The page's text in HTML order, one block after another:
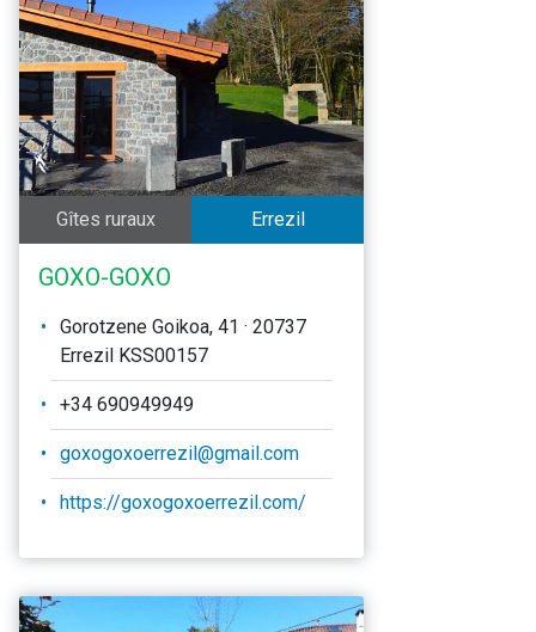
Gîtes ruraux Errezil
GOXO-GOXO
Gorotzene Goikoa, 41 · 20737
Errezil KSS00157
+34 690949949
goxogoxoerrezil@gmail.com
https://goxogoxoerrezil.com/